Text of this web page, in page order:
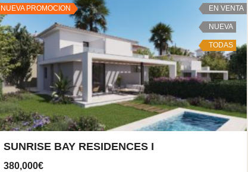
NUEVA PROMOCION EN VENTA
NUEVA
TODAS
SUNRISE BAY RESIDENCES I
380,000€